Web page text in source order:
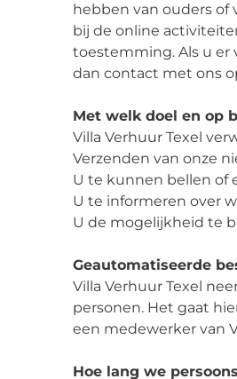
hebben van ouders of
bij de online
toestemming. Als u er
dan contact met ons
Met welk doel en op
Villa Verhuur Texel
Verzenden van onze
U te kunnen bellen of
U te informeren over
U de mogelijkheid te
Geautomatiseerde
Villa Verhuur Texel
personen. Het gaat
een medewerker van
Hoe lang we